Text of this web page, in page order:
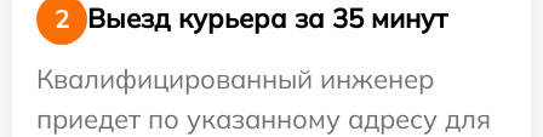
2
Выезд курьера за 35 минут
Квалифицированный инженер
приедет по указанному адресу для